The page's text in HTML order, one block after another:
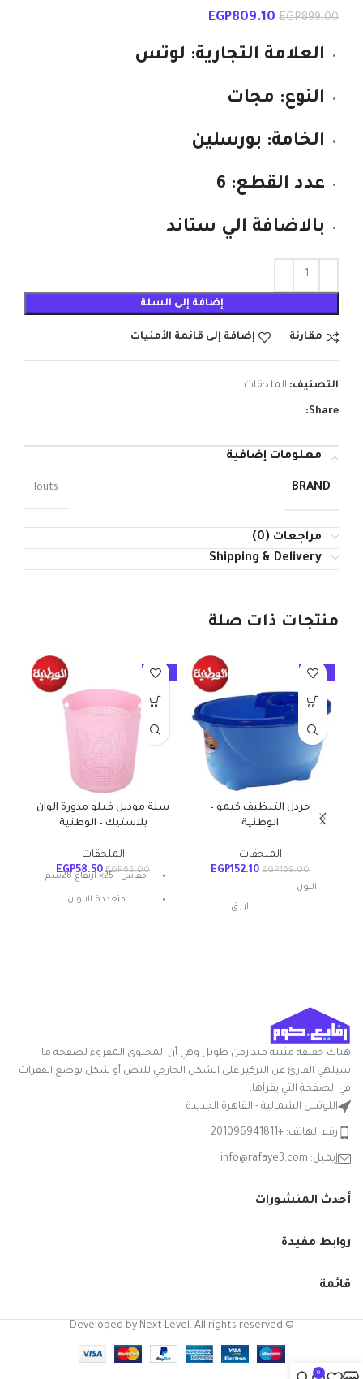
EGP899.00
EGP809.10
العلامة التجارية: لوتس
النوع: مجات
الخامة: بورسلين
عدد القطع: 6
بالاضافة الي ستاند
إضافة إلى السلة
مقارنة إضافة إلى قائمة الأمنيات
التصنيف: الملحقات
Share:
معلومات إضافية
BRAND
louts
مراجعات (0)
Shipping & Delivery
منتجات ذات صلة
-10%
جردل التنظيف كيمو –
الوطنية
الملحقات
EGP169.00
EGP152.10
اللون
ازرق
الطول ×
العرض ×
الارتفاع
المواد
شكل
مستطيلي
-10%
سلة موديل فيلو مدورة الوان
بلاستيك – الوطنية
الملحقات
EGP65.00
EGP58.50 مقاس : 25× ارتفاع 28سم
متعددة الالوان
هناك حقيقة مثبتة منذ زمن طويل وهي أن المحتوى المقروء لصفحة ما
سيلهي القارئ عن التركيز على الشكل الخارجي للنص أو شكل توضع الفقرات
في الصفحة التي يقرأها.
اللوتس الشمالية - القاهرة الجديدة
رقم الهاتف: +201096941811
إيميل: info@rafaye3.com
أحدث المنشورات
روابط مفيدة
قائمة
© Developed by Next Level. All rights reserved
0